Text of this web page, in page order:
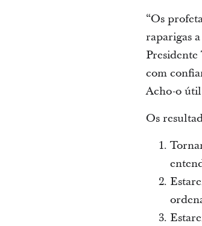
“Os
raparigas
com
Acho-o
Os